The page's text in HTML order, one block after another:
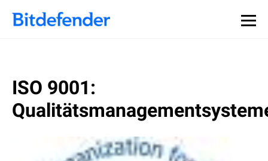
ISO 9001: